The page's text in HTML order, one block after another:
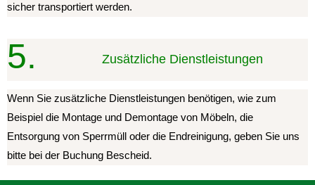
sicher transportiert werden.
5. Zusätzliche Dienstleistungen
Wenn Sie zusätzliche Dienstleistungen benötigen, wie zum
Beispiel die Montage und Demontage von Möbeln, die
Entsorgung von Sperrmüll oder die Endreinigung, geben Sie uns
bitte bei der Buchung Bescheid.